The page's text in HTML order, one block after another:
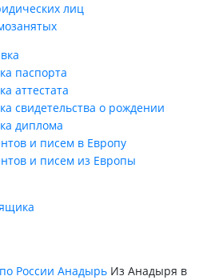
лиц
паспорта
аттестата
свидетельства о рождении
диплома
и писем в Европу
и писем из Европы
России Анадырь Из Анадыря в